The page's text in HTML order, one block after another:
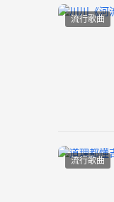
流行歌曲
流行歌曲